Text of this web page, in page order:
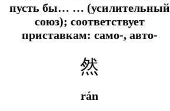
пусть бы… … (усилительный
союз); соответствует
приставкам: само-, авто-
然
rán